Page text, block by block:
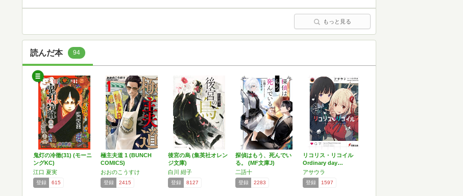
もっと見る
読んだ本 94
鬼灯の冷徹(31) (モーニ
ングKC)
江口 夏実
登録 615
極主夫道 1 (BUNCH
COMICS)
おおのこうすけ
登録 2415
後宮の烏 (集英社オレン
ジ文庫)
白川 紺子
登録 8127
探偵はもう、死んでい
る。 (MF文庫J)
二語十
登録 2283
リコリス・リコイル
Ordinary day…
アサウラ
登録 1597